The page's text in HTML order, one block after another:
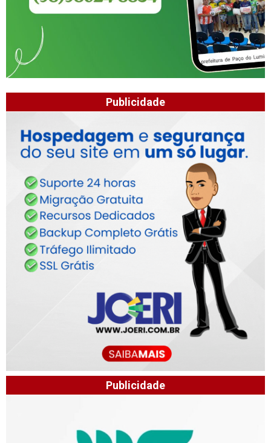
Publicidade
Publicidade